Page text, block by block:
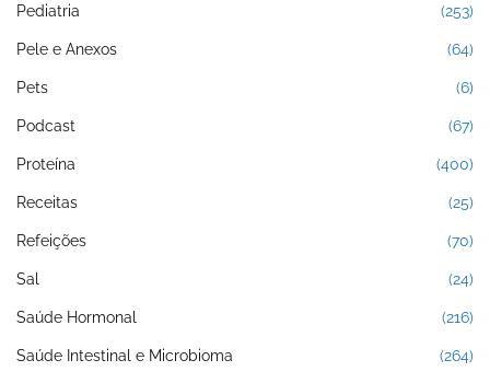
Pediatria (253)
Pele e Anexos (64)
Pets (6)
Podcast (67)
Proteína (400)
Receitas (25)
Refeições (70)
Sal (24)
Saúde Hormonal (216)
Saúde Intestinal e Microbioma (264)